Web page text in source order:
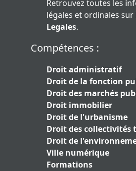
Retrouvez toutes les
légales et ordinales sur
Legales.
Compétences :
Droit administratif
Droit de la fonction
Droit des marchés
Droit immobilier
Droit de l'urbanisme
Droit des collectivités
Droit de
Ville numérique
Formations